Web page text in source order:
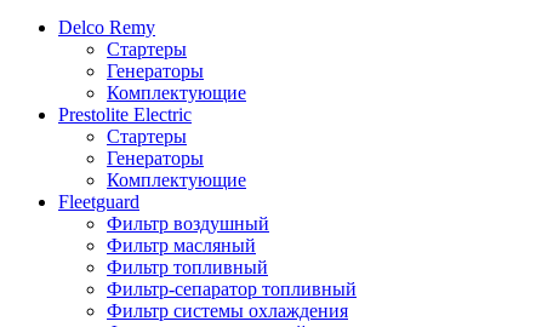
Delco Remy
Стартеры
Генераторы
Комплектующие
Prestolite Electric
Стартеры
Генераторы
Комплектующие
Fleetguard
Фильтр воздушный
Фильтр масляный
Фильтр топливный
Фильтр-сепаратор топливный
Фильтр системы охлаждения